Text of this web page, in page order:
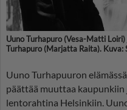
Uuno Turhapuro (Vesa-Matti
Turhapuro (Marjatta Raita). Kuva:
Uuno Turhapuuron
päättää muuttaa kaupunkiin
lentorahtina Helsinkiin.